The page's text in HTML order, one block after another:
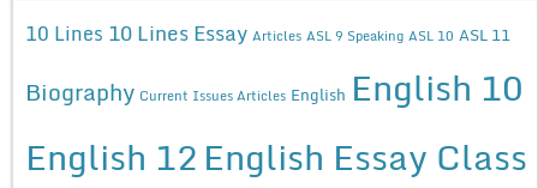
10 Lines 10 Lines Essay Articles ASL 9 Speaking ASL 10 ASL 11
Biography Current Issues Articles English English 10
English 12English Essay Class